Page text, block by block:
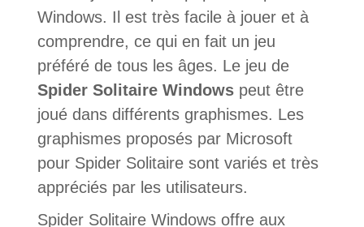
Windows. Il est très facile à jouer et à
comprendre, ce qui en fait un jeu
préféré de tous les âges. Le jeu de
Spider Solitaire Windowspeut être
joué dans différents graphismes. Les
graphismes proposés par Microsoft
pour Spider Solitaire sont variés et très
appréciés par les utilisateurs.
Spider Solitaire Windows offre aux